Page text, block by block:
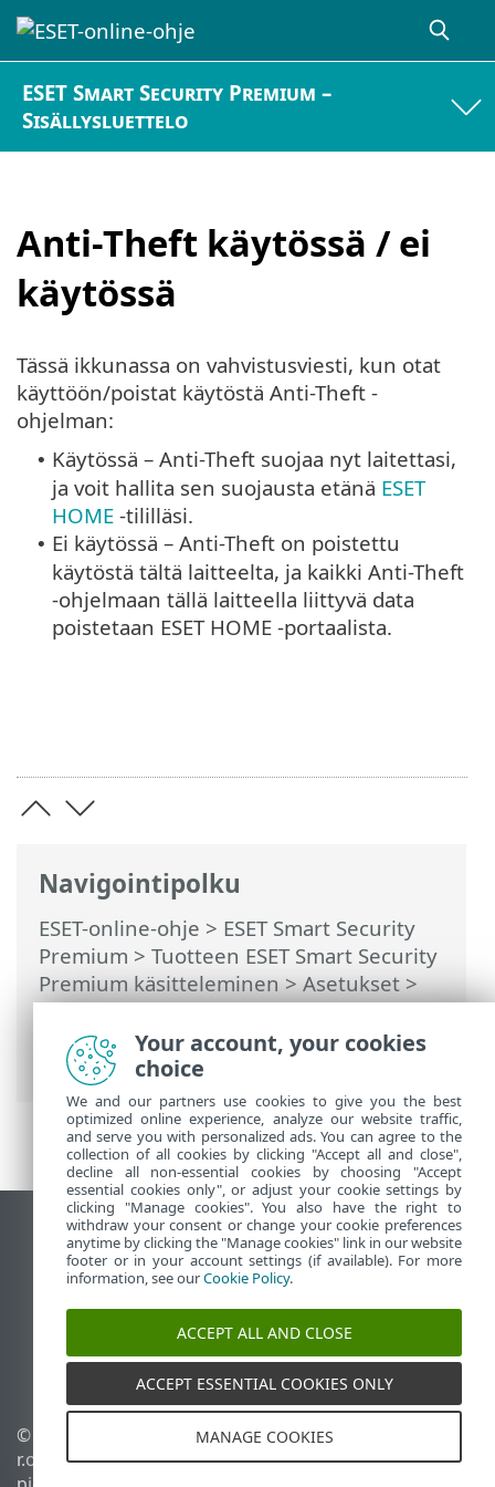
ESET Smart Security Premium –
Sisällysluettelo
Anti-Theft käytössä / ei
käytössä
Navigointipolku
ESET-online-ohje > ESET Smart Security
Premium > Tuotteen ESET Smart Security
Premium käsitteleminen>Asetukset>
Tietoturvatyökalut>Anti-Theft>
Valintaikkunat – Anti-Theft > Anti-Theft
käytössä
Tässä ikkunassa on vahvistusviesti, kun otat
käyttöön/poistat käytöstä Anti-Theft -
ohjelman:
• Käytössä – Anti-Theft suojaa nyt laitettasi,
ja voit hallita sen suojausta etänä ESET
HOME -tililläsi.
• Ei käytössä – Anti-Theft on poistettu
käytöstä tältä laitteelta, ja kaikki Anti-Theft
-ohjelmaan tällä laitteella liittyvä data
poistetaan ESET HOME -portaalista.
Näytä tietokonesivusto
End of Life
ESET-tietämyskanta
ESET-foorumi
ESET Status Portal
Alueellinen tuki
© 1992 - 2026 ESET, spol. s
r.o. – Kaikki oikeudet
Evästeiden hallinta
Evästekäytäntö
Your account, your cookies
choice
We and our partners use cookies to give you the best
optimized online experience, analyze our website traffic,
and serve you with personalized ads. You can agree to the
collection of all cookies by clicking "Accept all and close",
decline all non-essential cookies by choosing "Accept
essential cookies only", or adjust your cookie settings by
clicking "Manage cookies". You also have the right to
withdraw your consent or change your cookie preferences
anytime by clicking the "Manage cookies" link in our website
footer or in your account settings (if available). For more
information, see ourCookie Policy.
ACCEPT ALL AND CLOSE
ACCEPT ESSENTIAL COOKIES ONLY
MANAGE COOKIES